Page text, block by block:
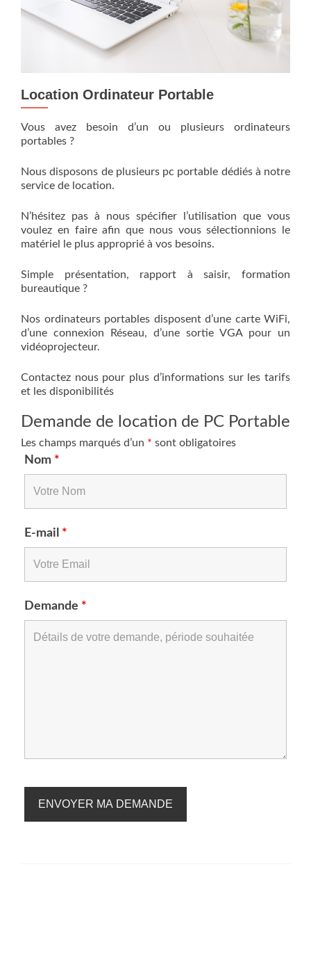
Location Ordinateur Portable
Vous avez besoin d’un ou plusieurs ordinateurs
portables ?
Nous disposons de plusieurs pc portable dédiés à notre
service de location.
N’hésitez pas à nous spécifier l’utilisation que vous
voulez en faire afin que nous vous sélectionnions le
matériel le plus approprié à vos besoins.
Simple présentation, rapport à saisir, formation
bureautique ?
Nos ordinateurs portables disposent d’une carte WiFi,
d’une connexion Réseau, d’une sortie VGA pour un
vidéoprojecteur.
Contactez nous pour plus d’informations sur les tarifs
et les disponibilités
Demande de location de PC Portable
Les champs marqués d’un * sont obligatoires
Nom *
E-mail *
Demande *